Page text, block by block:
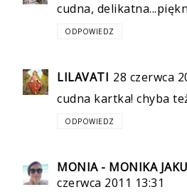
cudna,
ODPOWIEDZ
LILAVATI 28 czerwca
cudna kartka! chyba
ODPOWIEDZ
MONIA - MONIKA
czerwca 2011 13:31